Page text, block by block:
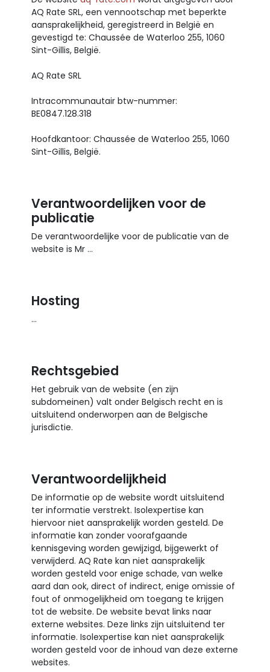
AQ Rate SRL, een vennootschap met beperkte
aansprakelijkheid, geregistreerd in België en
gevestigd te: Chaussée de Waterloo 255, 1060
Sint-Gillis, België.
AQ Rate SRL
Intracommunautair btw-nummer:
BE0847.128.318
Hoofdkantoor: Chaussée de Waterloo 255, 1060
Sint-Gillis, België.
Verantwoordelijken voor de
publicatie
De verantwoordelijke voor de publicatie van de
website is Mr ...
Hosting
...
Rechtsgebied
Het gebruik van de website (en zijn
subdomeinen) valt onder Belgisch recht en is
uitsluitend onderworpen aan de Belgische
jurisdictie.
Verantwoordelijkheid
De informatie op de website wordt uitsluitend
ter informatie verstrekt. Isolexpertise kan
hiervoor niet aansprakelijk worden gesteld. De
informatie kan zonder voorafgaande
kennisgeving worden gewijzigd, bijgewerkt of
verwijderd. AQ Rate kan niet aansprakelijk
worden gesteld voor enige schade, van welke
aard dan ook, direct of indirect, enige omissie of
fout of onmogelijkheid om toegang te krijgen
tot de website. De website bevat links naar
externe websites. Deze links zijn uitsluitend ter
informatie. Isolexpertise kan niet aansprakelijk
worden gesteld voor de inhoud van deze externe
websites.